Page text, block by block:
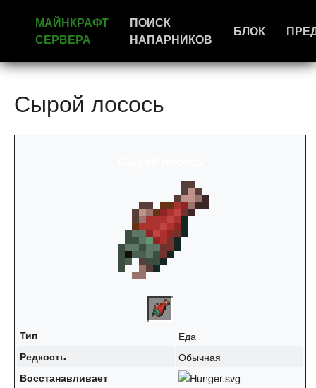
МАЙНКРАФТ
СЕРВЕРА
ПОИСК
НАПАРНИКОВ
БЛОК
Сырой лосось
Тип Еда
Редкость Обычная
Восстанавливает